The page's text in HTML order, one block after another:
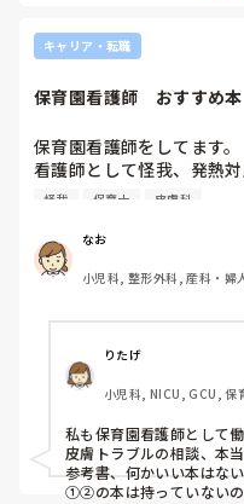
キャリア・転職
保育園看護師　おすすめ本
保育園看護師をしてます。
看護師として怪我、発熱
もっとも多いのが皮膚トラ
皮膚科勤めもなくかといっ
浅い知識では限界もありま
おすすめ本として
尚且つ保護者、保育士さ
めはあるでしょうか？
検索していると
①「診療所で診る子どもの
②「よくみる子供の皮膚
どちらがおすすめでしょ
またその他あったら知り
怪我 保育士 皮膚科
なお
小児科, 整形外科, 産科・婦
りたげ
小児科, NICU, GCU, 保
私も保育園看護師として働
皮膚トラブルの相談、本
参考書、何かいい本はな
①②の本は持っていないの